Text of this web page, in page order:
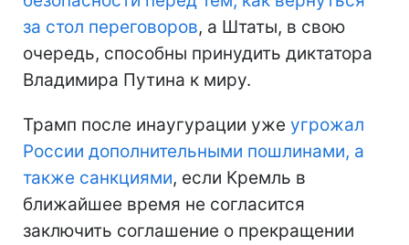
за стол переговоров, а Штаты, в свою
очередь, способны принудить диктатора
Владимира Путина к миру.
Трамп после инаугурации уже угрожал
России дополнительными пошлинами, а
также санкциями, если Кремль в
ближайшее время не согласится
заключить соглашение о прекращении